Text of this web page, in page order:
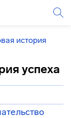
история
успеха